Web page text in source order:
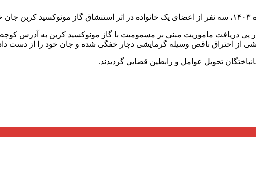
در پی دریافت ماموریت مبنی بر مسمومیت با گاز مونوکسید کربن به
از احتراق ناقص وسیله گرمایشی دچار خفگی شده و جان خود را از دست
تحویل عوامل و رابطین قضایی گردیدند.